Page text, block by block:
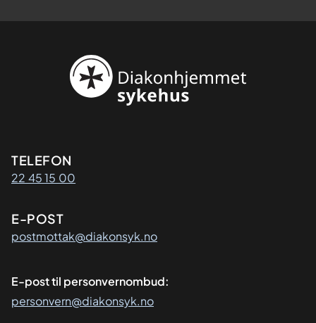
Kontaktinformasjon
TELEFON
22 45 15 00
E-POST
postmottak@diakonsyk.no
E-post til personvernombud:
personvern@diakonsyk.no